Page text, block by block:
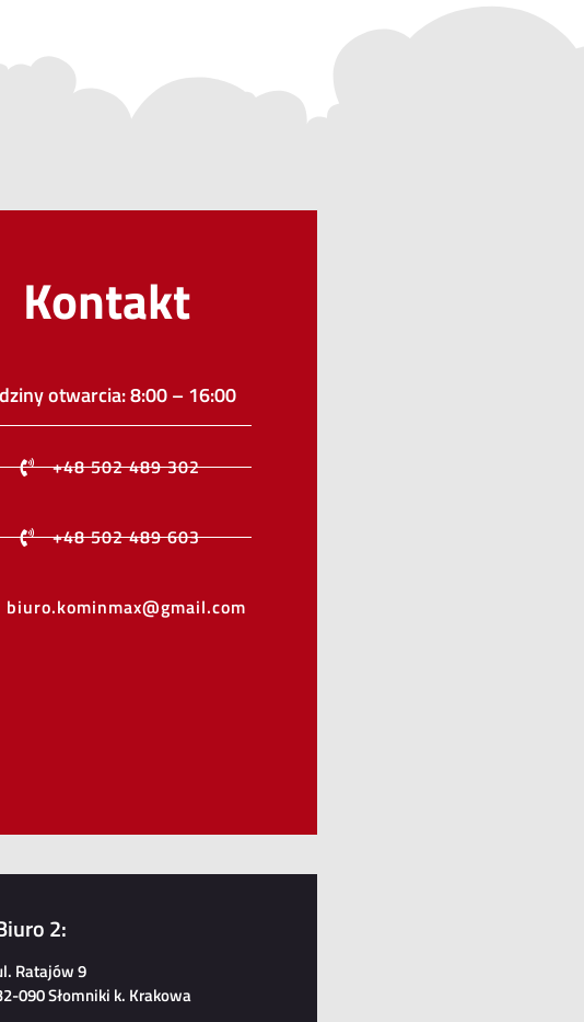
Kontakt
otwarcia: 8:00 – 16:00
+48 502 489 302
+48 502 489 603
biuro.kominmax@gmail.com
2:
Ratajów 9
090 Słomniki k. Krakowa